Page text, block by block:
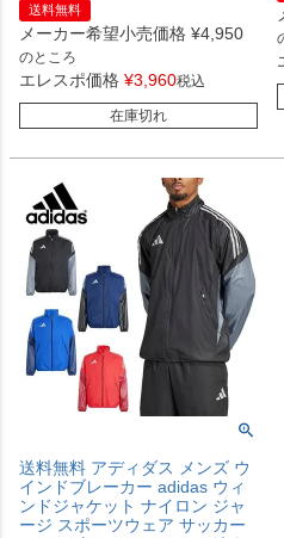
送料無料
メーカー希望小売価格 ¥4,950
のところ
エレスポ価格 ¥3,960税込
在庫切れ
送料無料 アディダス メンズ ウ
インドブレーカー adidas ウィ
ンドジャケット ナイロン ジャ
ージ スポーツウェア サッカー